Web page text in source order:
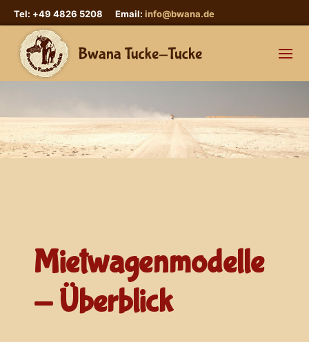
Tel: +49 4826 5208 Email: info@bwana.de
Mietwagenmodelle
- Überblick